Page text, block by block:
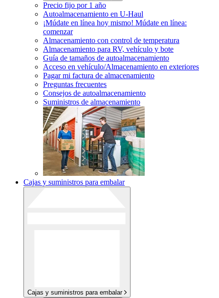
Precio fijo por 1 año
Autoalmacenamiento en U-Haul
¡Múdate en línea hoy mismo! Múdate en línea:
comenzar
Almacenamiento con control de temperatura
Almacenamiento para RV, vehículo y bote
Guía de tamaños de autoalmacenamiento
Acceso en vehículo/Almacenamiento en exteriores
Pagar mi factura de almacenamiento
Preguntas frecuentes
Consejos de autoalmacenamiento
Suministros de almacenamiento
Cajas y suministros para embalar
Cajas y suministros para embalar